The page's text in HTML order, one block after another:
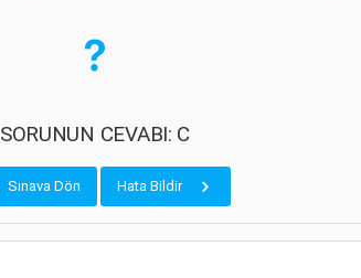
SORUNUN CEVABI: C
Sınava Dön Hata Bildir